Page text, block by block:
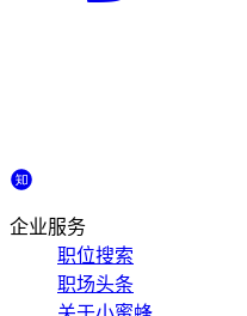
企业服务
职位搜索
职场头条